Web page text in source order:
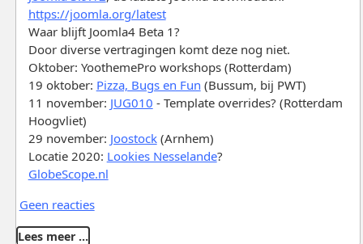
https://joomla.org/latest
Waar blijft Joomla4 Beta 1?
Door diverse vertragingen komt deze nog niet.
Oktober: YoothemePro workshops (Rotterdam)
19 oktober: Pizza, Bugs en Fun (Bussum, bij PWT)
11 november: JUG010 - Template overrides? (Rotterdam
Hoogvliet)
29 november: Joostock(Arnhem)
Locatie 2020: Lookies Nesselande?
GlobeScope.nl
Geen reacties
Lees meer …